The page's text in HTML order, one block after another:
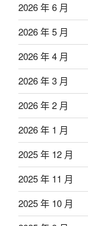
2026 年 6 月
2026 年 5 月
2026 年 4 月
2026 年 3 月
2026 年 2 月
2026 年 1 月
2025 年 12 月
2025 年 11 月
2025 年 10 月